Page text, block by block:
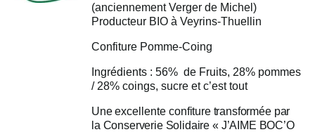
(anciennement Verger de Michel)
Producteur BIO à Veyrins-Thuellin
Confiture Pomme-Coing
Ingrédients : 56% de Fruits, 28% pommes
/ 28% coings, sucre et c’est tout
Uneexcellente confiture transformée par
la Conserverie Solidaire « J’AIME BOC’O